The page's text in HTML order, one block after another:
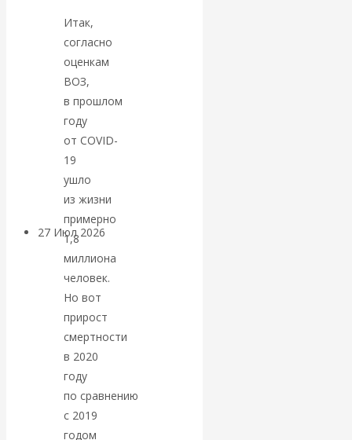
Валентин
Катасонов.
«Мировые
ростовщики»:
вчера и сегодня
27 Июл 2026
Валентин
КАтасонов.
«МЕТОД
ОТМЫВАНИЯ
Итак,
согласно
оценкам
ВОЗ,
в прошлом
году
от COVID-
19
ушло
из жизни
примерно
1,8
миллиона
человек.
Но вот
прирост
смертности
в 2020
году
по сравнению
с 2019
годом